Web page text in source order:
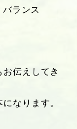
ランス
伝えしてき
なります。